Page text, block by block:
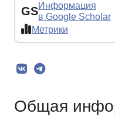
GSИнформация
в Google Scholar
Метрики
Общая